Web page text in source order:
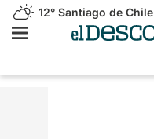
12° Santiago de Chile